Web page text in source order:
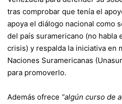
tras comprobar que tenía el
apoya el diálogo nacional como
del país suramericano (no habla
crisis) y respalda la iniciativa en
Naciones Suramericanas
para promoverlo.
Además ofrece “algún curso de